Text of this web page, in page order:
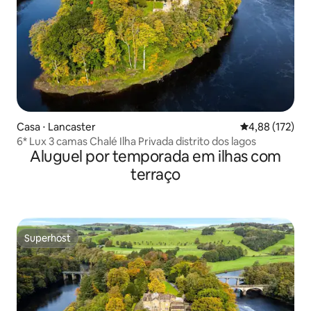
Casa ⋅ Lancaster 4,88 de uma
4,88 (172)
6* Lux 3 camas Chalé Ilha Privada distrito dos lagos
Aluguel por temporada em ilhas com
terraço
Superhost
Superhost